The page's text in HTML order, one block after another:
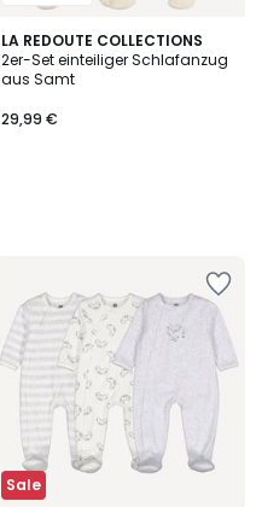
LA REDOUTE COLLECTIONS
2er-Set einteiliger Schlafanzug
aus Samt
29,99 €
Sale